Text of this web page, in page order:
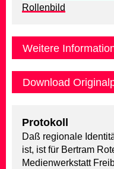
Rollenbild
Weitere
Download
Protokoll
Daß regionale
ist, ist für Bertram
Medienwerkstatt